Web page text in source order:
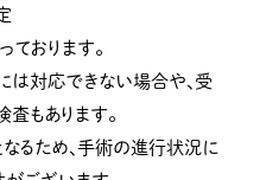
ております。
は対応できない場合や、受
もあります。
るため、手術の進行状況に